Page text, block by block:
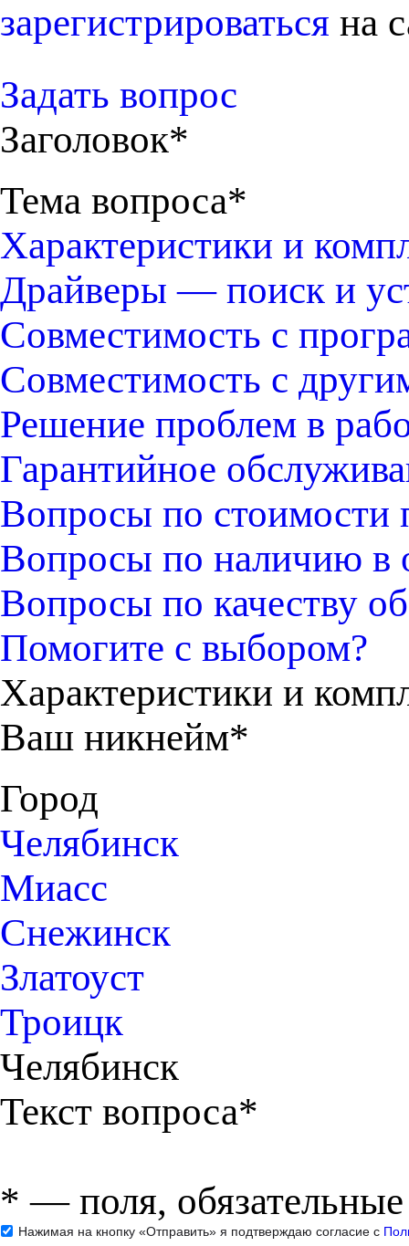
зарегистрироваться на
Задать вопрос
Заголовок*
Тема вопроса*
Характеристики и
Драйверы — поиск и
Совместимость с
Совместимость с
Решение проблем в
Гарантийное
Вопросы по стоимости
Вопросы по наличию в
Вопросы по качеству
Помогите с выбором?
Характеристики и
Ваш никнейм*
Город
Челябинск
Миасс
Снежинск
Златоуст
Троицк
Челябинск
Текст вопроса*
* — поля,
Нажимая на кнопку «Отправить» я подтверждаю согласие с